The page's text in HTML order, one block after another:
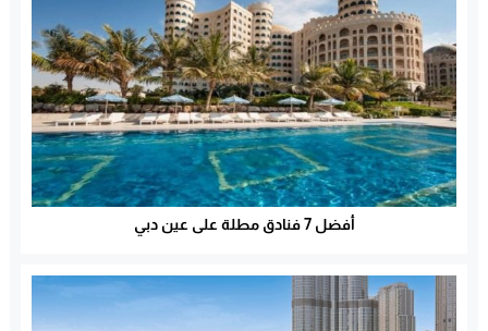
أفضل 7 فنادق مطلة على عين دبي